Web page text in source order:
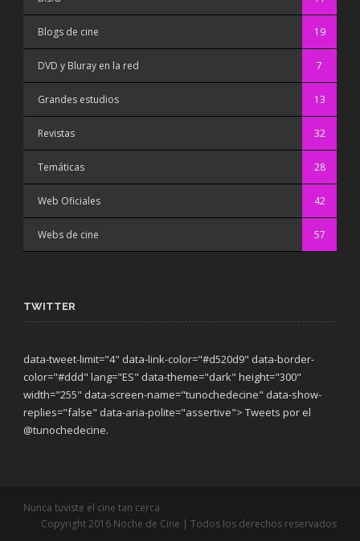
Blogs de cine 19
DVD y Bluray en la red 7
Grandes estudios 13
Revistas 32
Temáticas 28
Web Oficiales 42
Webs de cine 57
TWITTER
data-tweet-limit="4" data-link-color="#d520d9" data-border-
color="#ddd" lang="ES" data-theme="dark" height="300"
width="255" data-screen-name="tunochedecine" data-show-
replies="false" data-aria-polite="assertive"> Tweets por el
@tunochedecine.
Nunca tuviste el cine tan cerca
Copyright 2016 Noche de Cine | Todos los derechos reservados